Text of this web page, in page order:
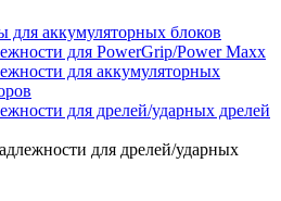
для аккумуляторных блоков
для PowerGrip/Power Maxx
для аккумуляторных
для дрелей/ударных дрелей
для дрелей/ударных